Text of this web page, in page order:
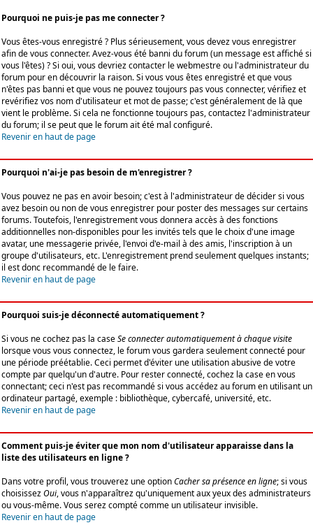
Pourquoi ne puis-je pas me connecter ?
Vous êtes-vous enregistré ? Plus sérieusement, vous devez vous enregistrer
afin de vous connecter. Avez-vous été banni du forum (un message est affiché si
vous l'êtes) ? Si oui, vous devriez contacter le webmestre ou l'administrateur du
forum pour en découvrir la raison. Si vous vous êtes enregistré et que vous
n'êtes pas banni et que vous ne pouvez toujours pas vous connecter, vérifiez et
revérifiez vos nom d'utilisateur et mot de passe; c'est généralement de là que
vient le problème. Si cela ne fonctionne toujours pas, contactez l'administrateur
du forum; il se peut que le forum ait été mal configuré.
Revenir en haut de page
Pourquoi n'ai-je pas besoin de m'enregistrer ?
Vous pouvez ne pas en avoir besoin; c'est à l'administrateur de décider si vous
avez besoin ou non de vous enregistrer pour poster des messages sur certains
forums. Toutefois, l'enregistrement vous donnera accès à des fonctions
additionnelles non-disponibles pour les invités tels que le choix d'une image
avatar, une messagerie privée, l'envoi d'e-mail à des amis, l'inscription à un
groupe d'utilisateurs, etc. L'enregistrement prend seulement quelques instants;
il est donc recommandé de le faire.
Revenir en haut de page
Pourquoi suis-je déconnecté automatiquement ?
Si vous ne cochez pas la caseSe connecter automatiquement à chaque visite
lorsque vous vous connectez, le forum vous gardera seulement connecté pour
une période préétablie. Ceci permet d'éviter une utilisation abusive de votre
compte par quelqu'un d'autre. Pour rester connecté, cochez la case en vous
connectant; ceci n'est pas recommandé si vous accédez au forum en utilisant un
ordinateur partagé, exemple : bibliothèque, cybercafé, université, etc.
Revenir en haut de page
Comment puis-je éviter que mon nom d'utilisateur apparaisse dans la
liste des utilisateurs en ligne ?
Dans votre profil, vous trouverez une optionCacher sa présence en ligne; si vous
choisissezOui, vous n'apparaîtrez qu'uniquement aux yeux des administrateurs
ou vous-même. Vous serez compté comme un utilisateur invisible.
Revenir en haut de page